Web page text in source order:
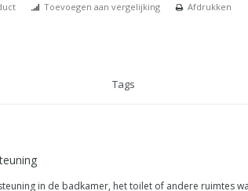
Toevoegen aan vergelijking Afdrukken
Tags
in de badkamer, het toilet of andere ruimtes